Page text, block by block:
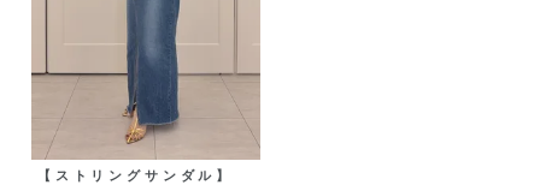
【ストリングサンダル】